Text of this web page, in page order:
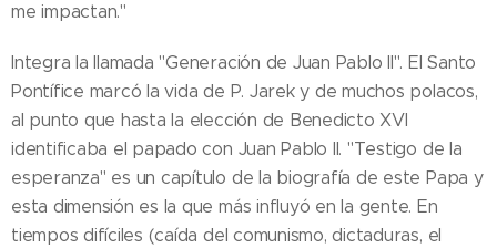
me impactan."
Integra la llamada "Generación de Juan Pablo II". El Santo
Pontífice marcó la vida de P. Jarek y de muchos polacos,
al punto que hasta la elección de Benedicto XVI
identificaba el papado con Juan Pablo II. "Testigo de la
esperanza" es un capítulo de la biografía de este Papa y
esta dimensión es la que más influyó en la gente. En
tiempos difíciles (caída del comunismo, dictaduras, el